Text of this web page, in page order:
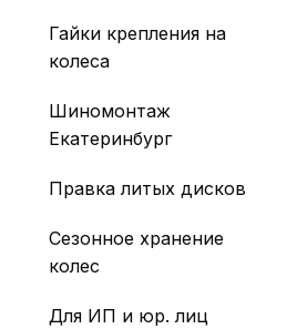
Гайки крепления на
колеса
Шиномонтаж
Екатеринбург
Правка литых дисков
Сезонное хранение
колес
Для ИП и юр. лиц